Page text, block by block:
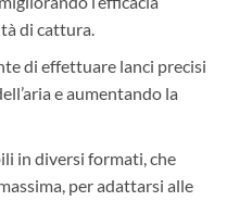
di cattura.
di effettuare lanci precisi
e aumentando la
in diversi formati, che
per adattarsi alle